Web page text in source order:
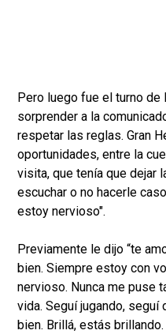
Pero luego fue el turno de
sorprender a la
respetar las reglas. Gran
oportunidades, entre la
visita, que tenía que dejar
escuchar o no hacerle
estoy nervioso".
Previamente le dijo “te
bien. Siempre estoy con
nervioso. Nunca me puse
vida. Seguí jugando,
bien. Brillá, estás